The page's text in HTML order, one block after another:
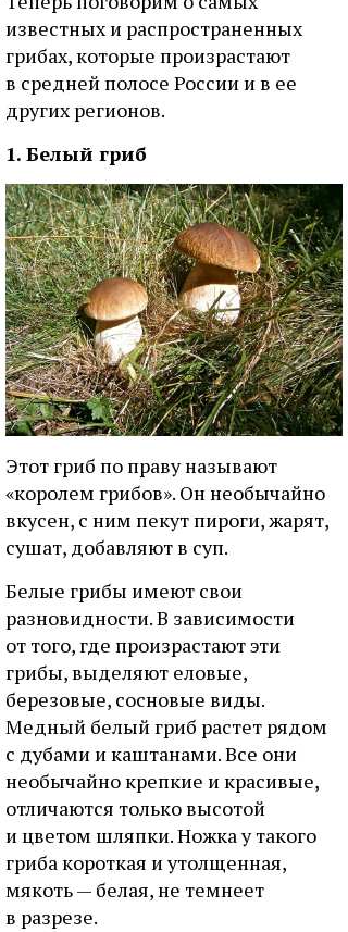
известных и распространенных
грибах, которые произрастают
в средней полосе России и в ее
других регионов.
1. Белый гриб
Этот гриб по праву называют
«королем грибов». Он необычайно
вкусен, с ним пекут пироги, жарят,
сушат, добавляют в суп.
Белые грибы имеют свои
разновидности. В зависимости
от того, где произрастают эти
грибы, выделяют еловые,
березовые, сосновые виды.
Медный белый гриб растет рядом
с дубами и каштанами. Все они
необычайно крепкие и красивые,
отличаются только высотой
и цветом шляпки. Ножка у такого
гриба короткая и утолщенная,
мякоть — белая, не темнеет
в разрезе.